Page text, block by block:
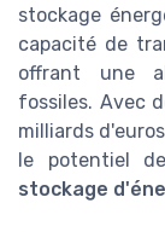
stockage
capacité de
offrant une
fossiles. Avec
milliards
le potentiel
stockage